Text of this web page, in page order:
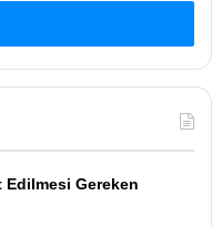
Edilmesi Gereken